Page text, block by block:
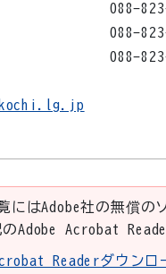
088-
088-
088-
覧にはAdobe社の無償
Adobe Acrobat
Readerダウンロ